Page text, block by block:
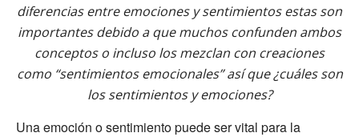
diferencias entre emociones y sentimientos estas son
importantes debido a que muchos confunden ambos
conceptos o incluso los mezclan con creaciones
como “sentimientos emocionales” así que ¿cuáles son
los sentimientos y emociones?
Una emoción o sentimiento puede ser vital para la